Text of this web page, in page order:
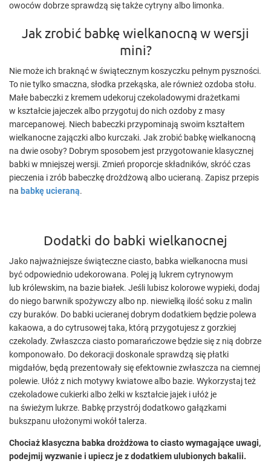
owoców dobrze sprawdzą się także cytryny albo limonka.
Jak zrobić babkę wielkanocną w wersji
mini?
Nie może ich braknąć w świątecznym koszyczku pełnym pyszności.
To nie tylko smaczna, słodka przekąska, ale również ozdoba stołu.
Małe babeczki z kremem udekoruj czekoladowymi drażetkami
w kształcie jajeczek albo przygotuj do nich ozdoby z masy
marcepanowej. Niech babeczki przypominają swoim kształtem
wielkanocne zajączki albo kurczaki. Jak zrobić babkę wielkanocną
na dwie osoby? Dobrym sposobem jest przygotowanie klasycznej
babki w mniejszej wersji. Zmień proporcje składników, skróć czas
pieczenia i zrób babeczkę drożdżową albo ucieraną. Zapisz przepis
na babkęucieraną.
Dodatki do babki wielkanocnej
Jako najważniejsze świąteczne ciasto, babka wielkanocna musi
być odpowiednio udekorowana. Polej ją lukrem cytrynowym
lub królewskim, na bazie białek. Jeśli lubisz kolorowe wypieki, dodaj
do niego barwnik spożywczy albo np. niewielką ilość soku z malin
czy buraków. Do babki ucieranej dobrym dodatkiem będzie polewa
kakaowa, a do cytrusowej taka, którą przygotujesz z gorzkiej
czekolady. Zwłaszcza ciasto pomarańczowe będzie się z nią dobrze
komponowało. Do dekoracji doskonale sprawdzą się płatki
migdałów, będą prezentowały się efektownie zwłaszcza na ciemnej
polewie. Ułóż z nich motywy kwiatowe albo bazie. Wykorzystaj też
czekoladowe cukierki albo żelki w kształcie jajek i ułóż je
na świeżym lukrze. Babkę przystrój dodatkowo gałązkami
bukszpanu ułożonymi wokół talerza.
Chociaż klasyczna babka drożdżowa to ciasto wymagające uwagi,
podejmij wyzwanie i upiecz je z dodatkiem ulubionych bakalii.